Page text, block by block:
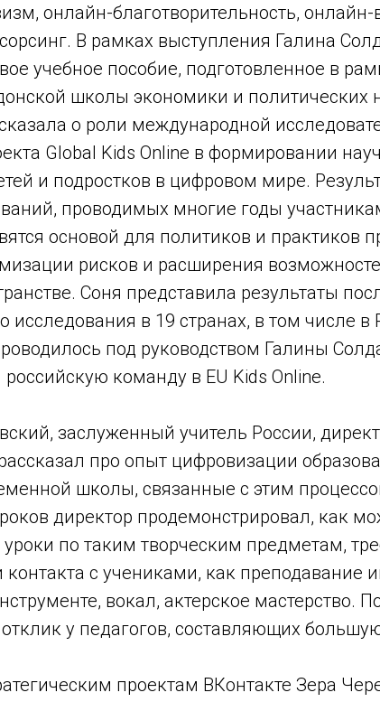
онлайн-благотворительность, онлайн-
В рамках выступления Галина
учебное пособие, подготовленное в
школы экономики и политических
о роли международной
Global Kids Online в формировании
и подростков в цифровом мире.
проводимых многие годы
основой для политиков и практиков
рисков и расширения
Соня представила результаты
исследования в 19 странах, в том числе в
под руководством Галины
команду в EU Kids Online.
заслуженный учитель России,
про опыт цифровизации
школы, связанные с этим
директор продемонстрировал, как
по таким творческим предметам,
с учениками, как преподавание
вокал, актерское мастерство.
у педагогов, составляющих
проектам ВКонтакте Зера